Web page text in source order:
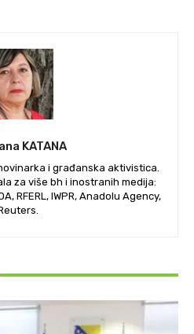
KATANA
i građanska aktivistica.
za više bh i inostranih medija:
RFERL, IWPR, Anadolu Agency,